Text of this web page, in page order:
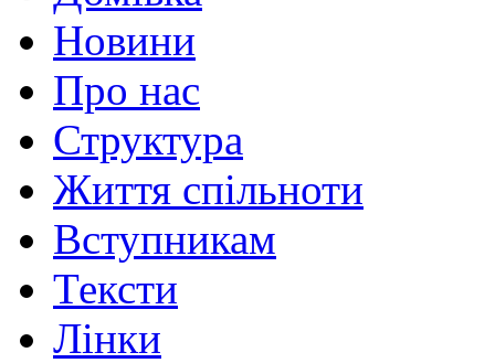
Новини
Про нас
Структура
Життя спільноти
Вступникам
Тексти
Лінки